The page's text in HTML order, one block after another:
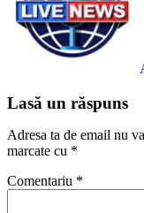
Lasă un răspuns
Adresa ta de email nu
marcate cu *
Comentariu *